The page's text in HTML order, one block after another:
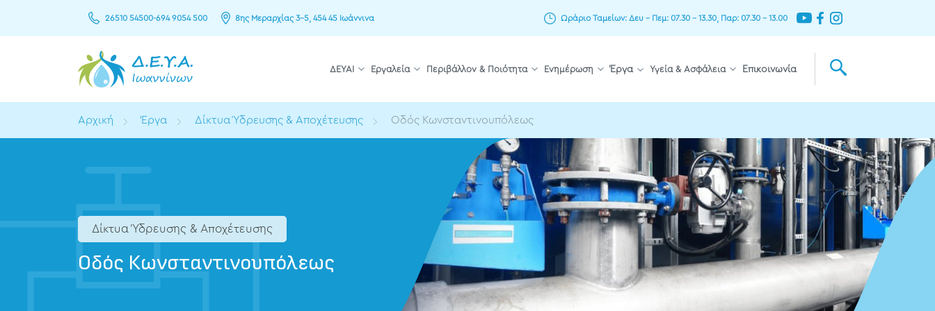
26510 54500-694 9054 500 8ης Μεραρχίας 3–5, 454 45 Ιωάννινα Ωράριο Ταμείων: Δευ – Πεμ: 07.30 – 13.30, Παρ: 07.30 – 13.00
ΔΕΥΑΙ Εργαλεία Περιβάλλον & Ποιότητα Ενημέρωση Έργα Υγεία & Ασφάλεια Επικοινωνία
Αρχική Έργα Δίκτυα Ύδρευσης & Αποχέτευσης Οδός Κωνσταντινουπόλεως
Δίκτυα Ύδρευσης & Αποχέτευσης
Οδός Κωνσταντινουπόλεως